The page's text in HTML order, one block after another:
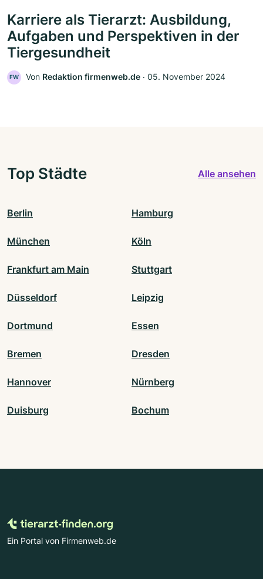
Karriere als Tierarzt: Ausbildung,
Aufgaben und Perspektiven in der
Tiergesundheit
FW Von Redaktion firmenweb.de ‧ 05. November 2024
Top Städte Alle ansehen
Berlin Hamburg
München Köln
Frankfurt am Main Stuttgart
Düsseldorf Leipzig
Dortmund Essen
Bremen Dresden
Hannover Nürnberg
Duisburg Bochum
Ein Portal von Firmenweb.de